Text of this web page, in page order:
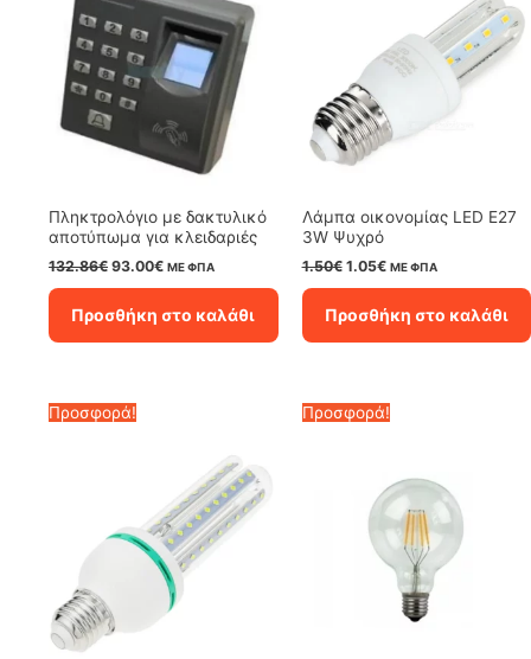
Πληκτρολόγιο με δακτυλικό
αποτύπωμα για κλειδαριές
132.86€ Original
price
132.86€.
93.00€Η
τρέχουσα
είναι:
93.00€.
ΜΕ ΦΠΑ
Προσθήκη στο καλάθι
Λάμπα oικονομίας LED E27
3W Ψυχρό
1.50€ Original
price
1.50€.
1.05€Η
τρέχουσα
είναι:
1.05€.
ΜΕ ΦΠΑ
Προσθήκη στο καλάθι
Προσφορά! Προσφορά!